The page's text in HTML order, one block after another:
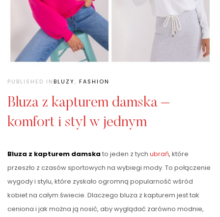
PUBLISHED INBLUZY, FASHION
Bluza z kapturem damska –
komfort i styl w jednym
Bluza z kapturem damska to jeden z tych ubrań, które
przeszło z czasów sportowych na wybiegi mody. To połączenie
wygody i stylu, które zyskało ogromną popularność wśród
kobiet na całym świecie. Dlaczego bluza z kapturem jest tak
ceniona i jak można ją nosić, aby wyglądać zarówno modnie,